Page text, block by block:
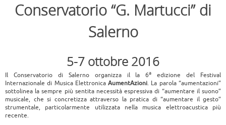
Conservatorio “G. Martucci” di
Salerno
5-7 ottobre 2016
Il Conservatorio di Salerno organizza il la 6a
edizione del Festival
Internazionale di Musica ElettronicaAumentAzioni. La parola “aumentazioni”
sottolinea la sempre più sentita necessità espressiva di “aumentare il suono”
musicale, che si concretizza attraverso la pratica di “aumentare il gesto”
strumentale, particolarmente utilizzata nella musica elettroacustica più
recente.